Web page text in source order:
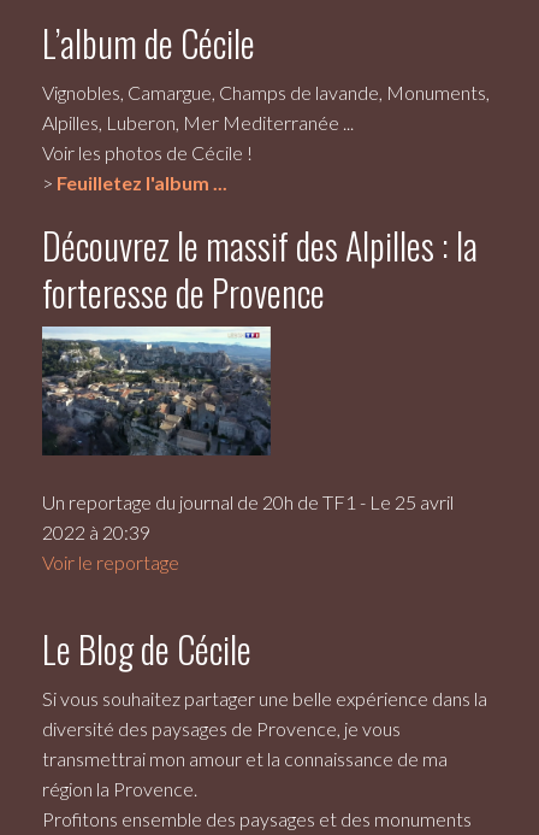
L’album de Cécile
Vignobles, Camargue, Champs de lavande, Monuments,
Alpilles, Luberon, Mer Mediterranée ...
Voir les photos de Cécile !
> Feuilletez l'album ...
Découvrez le massif des Alpilles : la
forteresse de Provence
Un reportage du journal de 20h de TF1 - Le 25 avril
2022 à 20:39
Voir le reportage
Le Blog de Cécile
Si vous souhaitez partager une belle expérience dans la
diversité des paysages de Provence, je vous
transmettrai mon amour et la connaissance de ma
région la Provence.
Profitons ensemble des paysages et des monuments